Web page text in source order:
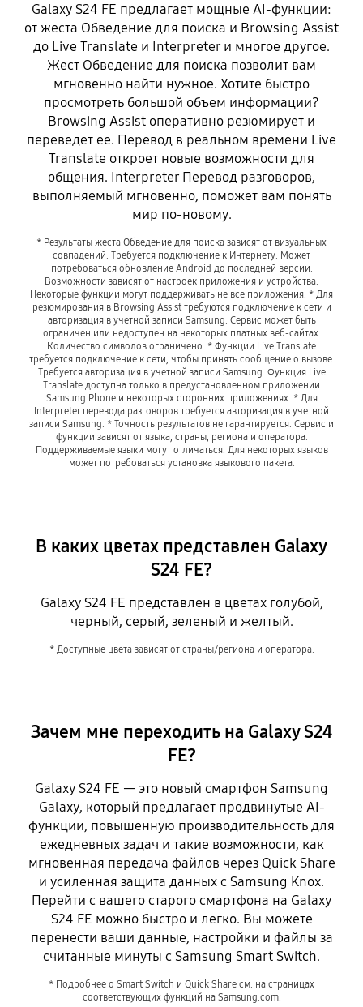
Galaxy S24 FE предлагает мощные AI-функции:
от жеста Обведение для поиска и Browsing Assist
до Live Translate и Interpreter и многое другое.
Жест Обведение для поиска позволит вам
мгновенно найти нужное. Хотите быстро
просмотреть большой объем информации?
Browsing Assist оперативно резюмирует и
переведет ее. Перевод в реальном времени Live
Translate откроет новые возможности для
общения. Interpreter Перевод разговоров,
выполняемый мгновенно, поможет вам понять
мир по-новому.
* Результаты жеста Обведение для поиска зависят от визуальных
совпадений. Требуется подключение к Интернету. Может
потребоваться обновление Android до последней версии.
Возможности зависят от настроек приложения и устройства.
Некоторые функции могут поддерживать не все приложения. * Для
резюмирования в Browsing Assist требуются подключение к сети и
авторизация в учетной записи Samsung. Сервис может быть
ограничен или недоступен на некоторых платных веб-сайтах.
Количество символов ограничено. * Функции Live Translate
требуется подключение к сети, чтобы принять сообщение о вызове.
Требуется авторизация в учетной записи Samsung. Функция Live
Translate доступна только в предустановленном приложении
Samsung Phone и некоторых сторонних приложениях. * Для
Interpreter перевода разговоров требуется авторизация в учетной
записи Samsung. * Точность результатов не гарантируется. Сервис и
функции зависят от языка, страны, региона и оператора.
Поддерживаемые языки могут отличаться. Для некоторых языков
может потребоваться установка языкового пакета.
В каких цветах представлен Galaxy
S24 FE?
Galaxy S24 FE представлен в цветах голубой,
черный, серый, зеленый и желтый.
* Доступные цвета зависят от страны/региона и оператора.
Зачем мне переходить на Galaxy S24
FE?
Galaxy S24 FE — это новый смартфон Samsung
Galaxy, который предлагает продвинутые AI-
функции, повышенную производительность для
ежедневных задач и такие возможности, как
мгновенная передача файлов через Quick Share
и усиленная защита данных с Samsung Knox.
Перейти с вашего старого смартфона на Galaxy
S24 FE можно быстро и легко. Вы можете
перенести ваши данные, настройки и файлы за
считанные минуты с Samsung Smart Switch.
* Подробнее о Smart Switch и Quick Share см. на страницах
соответствующих функций на Samsung.com.